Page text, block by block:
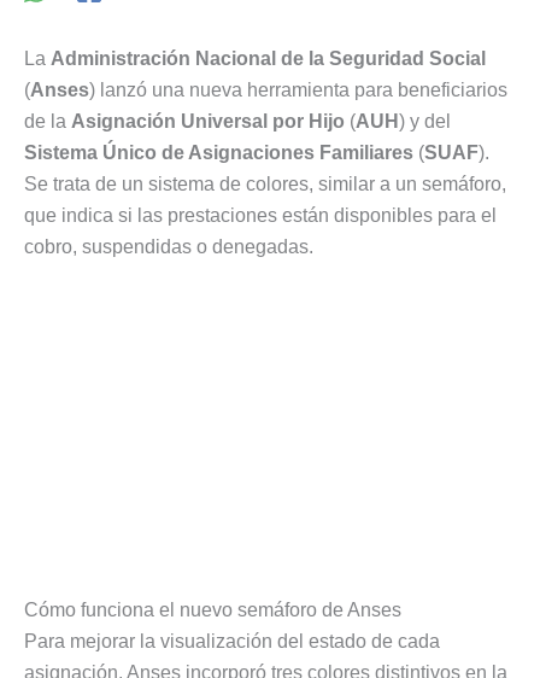
La Administración Nacional de la Seguridad Social
(Anses) lanzó una nueva herramienta para beneficiarios
de la Asignación Universal por Hijo (AUH ) y del
Sistema Único de Asignaciones Familiares (SUAF).
Se trata de un sistema de colores, similar a un semáforo,
que indica si las prestaciones están disponibles para el
cobro, suspendidas o denegadas.
Cómo funciona el nuevo semáforo de Anses
Para mejorar la visualización del estado de cada
asignación, Anses incorporó tres colores distintivos en la